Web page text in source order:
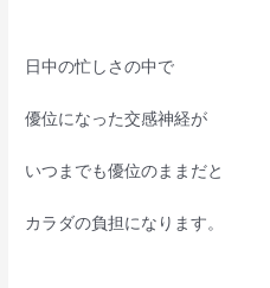
日中の忙しさの中で
優位になった交感神経が
いつまでも優位のままだと
カラダの負担になります。